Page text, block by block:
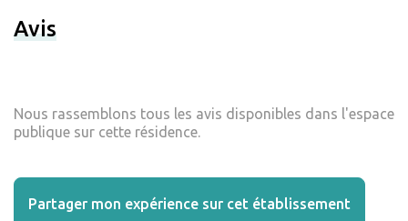
Avis
Nous rassemblons tous les avis disponibles dans l'espace
publique sur cette résidence.
Partager mon expérience sur cet établissement